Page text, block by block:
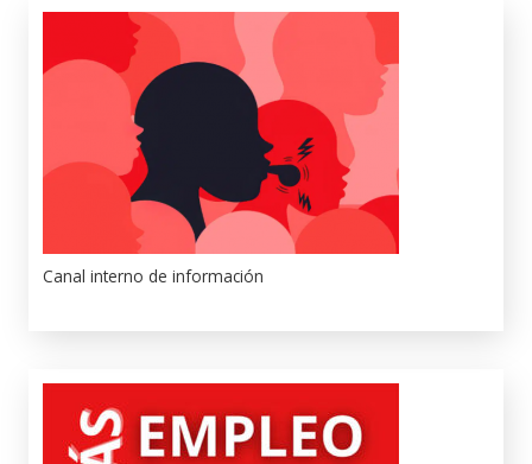
Canal interno de información